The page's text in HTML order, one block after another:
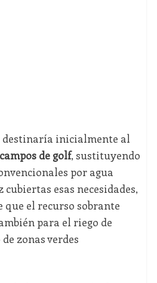
destinaría inicialmente al
de golf, sustituyendo
por agua
esas necesidades,
que el recurso sobrante
para el riego de
zonas verdes